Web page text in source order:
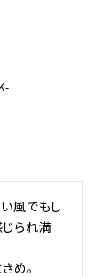
風でもし
られ満
め。